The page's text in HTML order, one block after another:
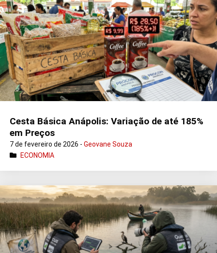
Cesta Básica Anápolis: Variação de até 185%
em Preços
7 de fevereiro de 2026 - Geovane Souza
ECONOMIA